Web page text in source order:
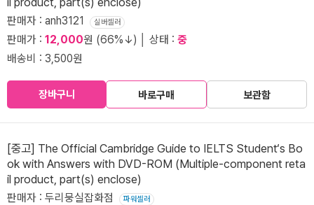
판매자 : anh3121 실버셀러
판매가 : 12,000원 (66%↓) │ 상태 : 중
배송비 : 3,500원
장바구니 바로구매 보관함
[중고] The Official Cambridge Guide to IELTS Student‘s Bo
ok with Answers with DVD-ROM (Multiple-component reta
il product, part(s) enclose)
판매자 : 두리뭉실잡화점 파워셀러